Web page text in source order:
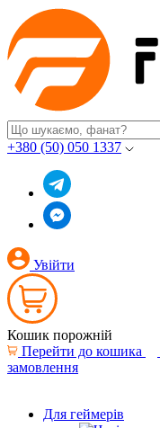
+380 (50) 050 1337
Увійти
Кошик порожній
Перейти до кошика
замовлення
Для геймерів